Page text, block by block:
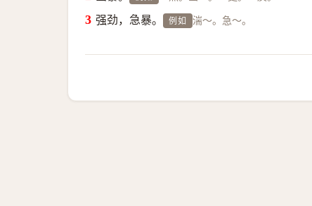
强劲，急暴。 例如 湍～。急～。